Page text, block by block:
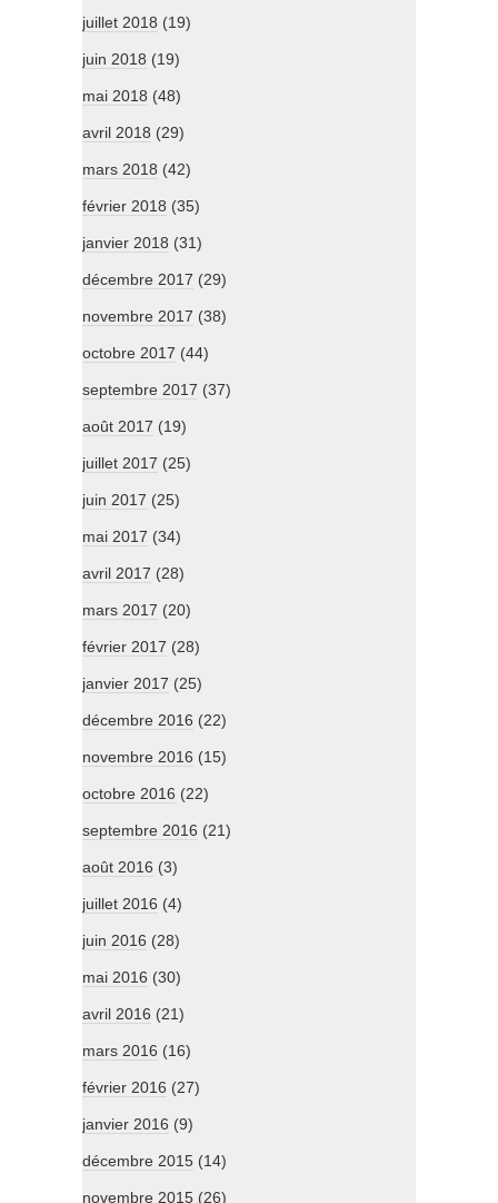
juillet 2018 (19)
juin 2018 (19)
mai 2018 (48)
avril 2018 (29)
mars 2018 (42)
février 2018 (35)
janvier 2018 (31)
décembre 2017 (29)
novembre 2017 (38)
octobre 2017 (44)
septembre 2017 (37)
août 2017 (19)
juillet 2017 (25)
juin 2017 (25)
mai 2017 (34)
avril 2017 (28)
mars 2017 (20)
février 2017 (28)
janvier 2017 (25)
décembre 2016 (22)
novembre 2016 (15)
octobre 2016 (22)
septembre 2016 (21)
août 2016 (3)
juillet 2016 (4)
juin 2016 (28)
mai 2016 (30)
avril 2016 (21)
mars 2016 (16)
février 2016 (27)
janvier 2016 (9)
décembre 2015 (14)
novembre 2015 (26)